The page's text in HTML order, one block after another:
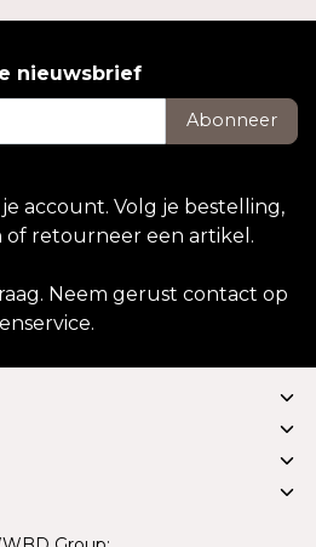
nieuwsbrief
Abonneer
account. Volg je bestelling,
retourneer een artikel.
Neem gerust contact op